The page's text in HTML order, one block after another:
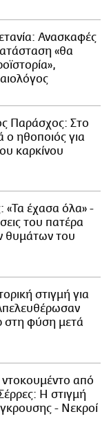
Ανασκαφές
«θα
Παράσχος: Στο
ο ηθοποιός για
καρκίνου
«Τα έχασα όλα» -
του πατέρα
θυμάτων του
στιγμή για
στη φύση μετά
ντοκουμέντο από
Η στιγμή
- Νεκροί